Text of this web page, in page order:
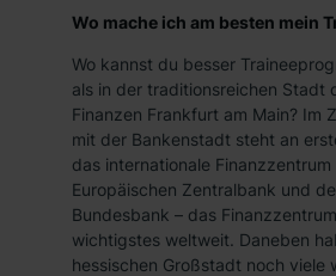
Wo mache ich am besten mein
Wo kannst du besser
als in der traditionsreichen Stadt
Finanzen Frankfurt am Main? Im
mit der Bankenstadt steht an
das internationale
Europäischen Zentralbank und
Bundesbank – das
wichtigstes weltweit. Daneben
hessischen Großstadt noch viele